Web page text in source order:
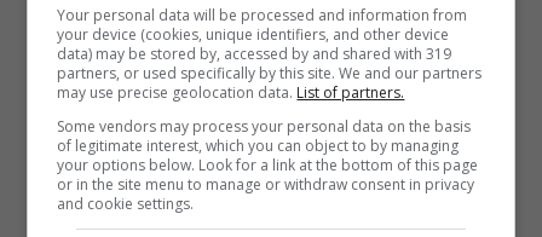
thailandesi Phi Phi può riaprire ai turisti. Il
ritorno sulla spiaggia di Leonardo
DiCaprio, tuttavia, non sarà come prima.
L’accesso ai visitatori sarà contingentato,
con il numero chiuso, e non si potrà
trascorrere una giornata intera a prendere
Your personal data will be processed and information from
your device (cookies, unique identifiers, and other device
data) may be stored by, accessed by and shared with 319
partners, or used specifically by this site. We and our partners
may use precise geolocation data. List of partners.
Some vendors may process your personal data on the basis
of legitimate interest, which you can object to by managing
your options below. Look for a link at the bottom of this page
or in the site menu to manage or withdraw consent in privacy
and cookie settings.